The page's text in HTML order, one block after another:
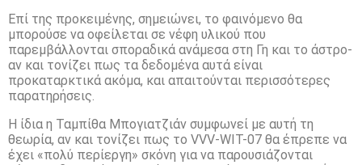
Επί της προκειμένης, σημειώνει, το φαινόμενο θα
μπορούσε να οφείλεται σε νέφη υλικού που
παρεμβάλλονται σποραδικά ανάμεσα στη Γη και το άστρο-
αν και τονίζει πως τα δεδομένα αυτά είναι
προκαταρκτικά ακόμα, και απαιτούνται περισσότερες
παρατηρήσεις.
Η ίδια η Ταμπίθα Μπογιατζιάν συμφωνεί με αυτή τη
θεωρία, αν και τονίζει πως το VVV-WIT-07 θα έπρεπε να
έχει «πολύ περίεργη» σκόνη για να παρουσιάζονται